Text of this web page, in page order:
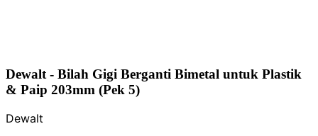
Dewalt - Bilah Gigi Berganti Bimetal untuk Plastik
& Paip 203mm (Pek 5)
Dewalt